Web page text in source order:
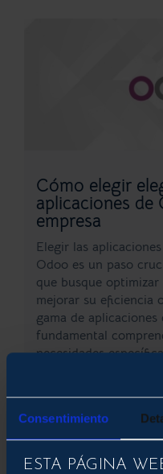
Consentimiento
ESTA PÁGINA
Cómo elegir
aplicaciones de
empresa
Elegir las
Odoo es un paso
que busque
mejorar su eficiencia
gama de
fundamental
necesidades
LEER MÁS